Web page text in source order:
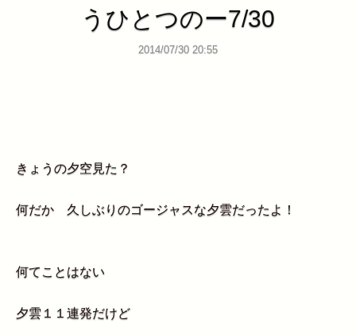
うひとつのー7/30
2014/07/30 20:55
きょうの夕空見た？
何だか 久しぶりのゴージャスな夕雲だったよ！
何てことはない
夕雲１１連発だけど